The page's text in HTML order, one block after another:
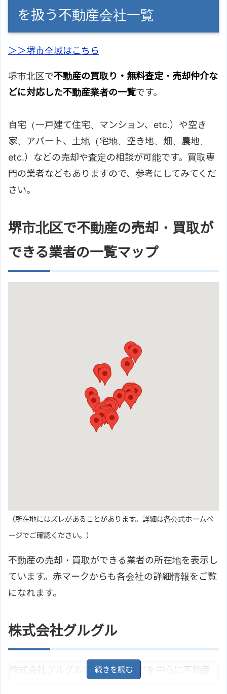
を扱う不動産会社一覧
＞＞堺市全域はこちら
堺市北区で不動産の買取り・無料査定・売却仲介な
どに対応した不動産業者の一覧です。
自宅（一戸建て住宅、マンション、etc.）や空き
家、アパート、土地（宅地、空き地、畑、農地、
etc.）などの売却や査定の相談が可能です。買取専
門の業者などもありますので、参考にしてみてくだ
さい。
堺市北区で不動産の売却・買取が
できる業者の一覧マップ
（所在地にはズレがあることがあります。詳細は各公式ホームペ
ージでご確認ください。）
不動産の売却・買取ができる業者の所在地を表示し
ています。赤マークからも各会社の詳細情報をご覧
になれます。
株式会社グルグル
株式会社グルグルは、堺市エリアを中心に不動産